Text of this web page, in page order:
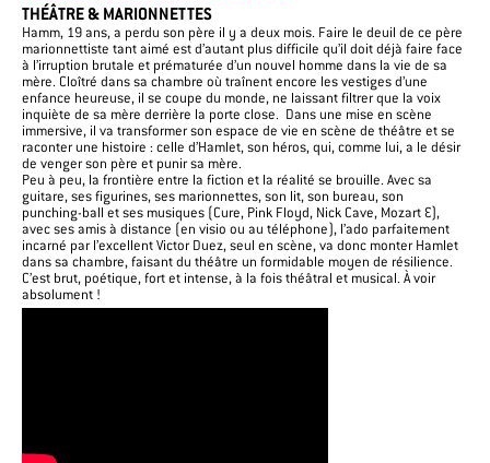
THÉÂTRE & MARIONNETTES
Hamm, 19 ans, a perdu son père il y a deux mois. Faire le deuil de ce père
marionnettiste tant aimé est d’autant plus difficile qu’il doit déjà faire face
à l’irruption brutale et prématurée d’un nouvel homme dans la vie de sa
mère. Cloîtré dans sa chambre où traînent encore les vestiges d’une
enfance heureuse, il se coupe du monde, ne laissant filtrer que la voix
inquiète de sa mère derrière la porte close. Dans une mise en scène
immersive, il va transformer son espace de vie en scène de théâtre et se
raconter une histoire : celle d’Hamlet, son héros, qui, comme lui, a le désir
de venger son père et punir sa mère.
Peu à peu, la frontière entre la fiction et la réalité se brouille. Avec sa
guitare, ses figurines, ses marionnettes, son lit, son bureau, son
punching-ball et ses musiques (Cure, Pink Floyd, Nick Cave, Mozart …),
avec ses amis à distance (en visio ou au téléphone), l’ado parfaitement
incarné par l’excellent Victor Duez, seul en scène, va donc monter Hamlet
dans sa chambre, faisant du théâtre un formidable moyen de résilience
C’est brut, poétique, fort et intense, à la fois théâtral et musical. À voir
absolument !